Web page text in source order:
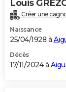
Alimentation
Guide de la santé
Maladies
Médicaments
Sommeil
VOYAGE
Destinations
City break
Voyage nature
Voyage de noces
Forum
Climat
+PHOTO
GUIDES D'ACHAT
BONS PLANS
Louis
Créer une
Naissance
25/04/1928 à
Décès
17/11/2024 à